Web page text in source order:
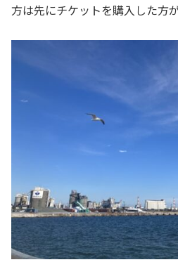
方は先にチケットを購入した方